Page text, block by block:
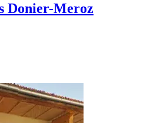
Donier-Meroz